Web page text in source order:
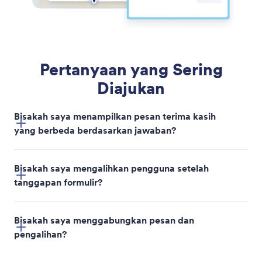
Kontrol Bidang Wajib dan Aktif
Gunakan Aplikasi ChatGPT Jotform untuk
mengontrol bidang mana yang diperlukan atau
diaktifkan berdasarkan input pengguna tanpa
pengaturan manual.